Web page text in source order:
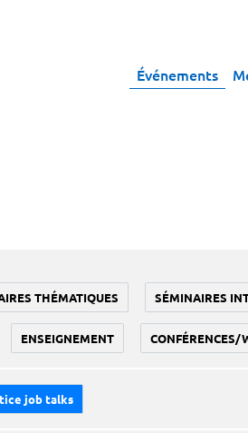
Événements
THÉMATIQUES SÉMINAIRES
ENSEIGNEMENT CONFÉRENCES/
job talks